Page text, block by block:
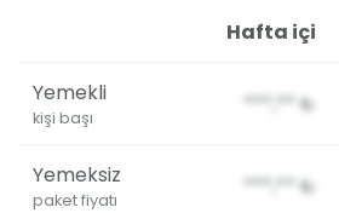
Hafta içi
Yemekli
kişi başı
***,** ₺
Yemeksiz
paket fiyatı
***,** ₺